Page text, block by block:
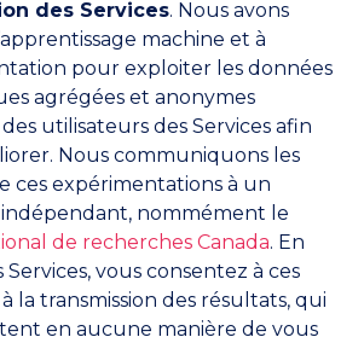
des Services. Nous avons
machine et à
pour exploiter les données
agrégées et anonymes
utilisateurs des Services afin
Nous communiquons les
ces expérimentations à un
nommément le
de recherches Canada. En
vous consentez à ces
la transmission des résultats, qui
en aucune manière de vous